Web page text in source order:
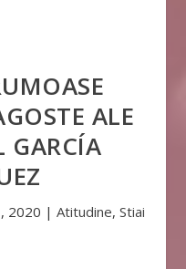
ALE
GARCÍA
2020 | Atitudine, Stiai